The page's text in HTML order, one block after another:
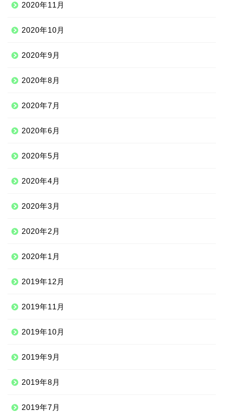
2020年11月
2020年10月
2020年9月
2020年8月
2020年7月
2020年6月
2020年5月
2020年4月
2020年3月
2020年2月
2020年1月
2019年12月
2019年11月
2019年10月
2019年9月
2019年8月
2019年7月